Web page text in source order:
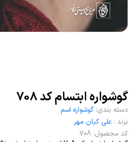
گوشواره ابتسام کد 708
دسته بندی: گوشواره اسم
برند : علی کیان مهر
کد محصول:
708